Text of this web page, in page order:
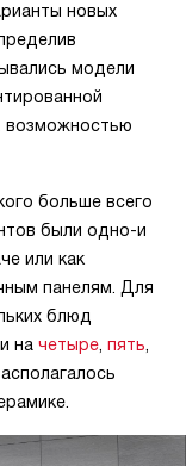
новых
модели
возможностью
больше всего
были одно-и
или как
панелям. Для
блюд
на четыре пять